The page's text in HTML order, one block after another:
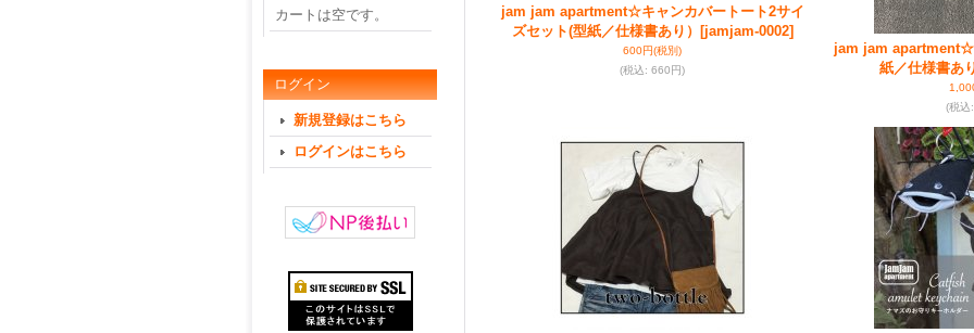
カートは空です。
ログイン
新規登録はこちら
ログインはこちら
jam jam apartment☆キャンカバートート2サイ
ズセット(型紙／仕様書あり）
[jamjam-0002]
600円(税別)
(税込: 660円)
jam jam apartment☆
紙／仕様書あ
(税込: